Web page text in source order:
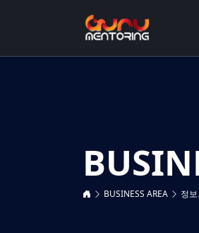
BUSINESS AREA 정